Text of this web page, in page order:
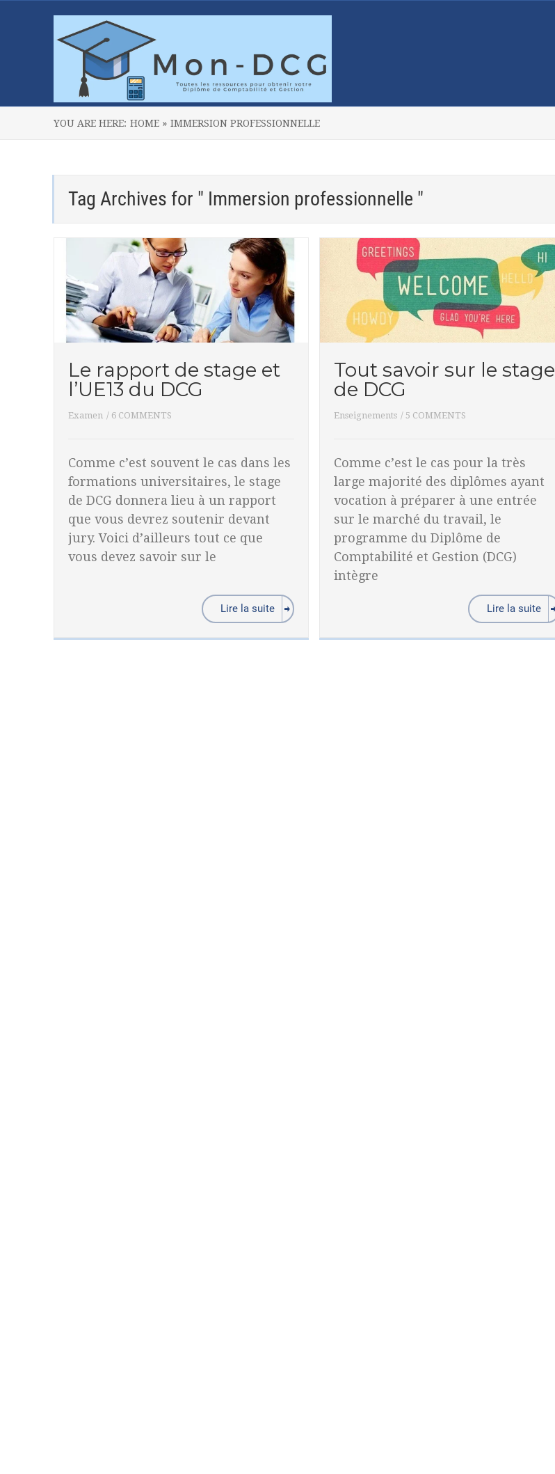
YOU ARE HERE: HOME » IMMERSION PROFESSIONNELLE
Tag Archives for " Immersion professionnelle "
Le rapport de stage et
l’UE13 du DCG
Examen / 6 COMMENTS
Comme c’est souvent le cas dans les
formations universitaires, le stage
de DCG donnera lieu à un rapport
que vous devrez soutenir devant
jury. Voici d’ailleurs tout ce que
vous devez savoir sur le
Lire la suite
Tout savoir sur le stage
de DCG
Enseignements /5 COMMENTS
Comme c’est le cas pour la très
large majorité des diplômes ayant
vocation à préparer à une entrée
sur le marché du travail, le
programme du Diplôme de
Comptabilité et Gestion (DCG)
intègre
Lire la suite